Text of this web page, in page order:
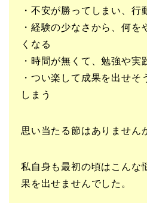
・不安が勝ってしまい、行
・経験の少なさから、何を
くなる
・時間が無くて、勉強や実
・つい楽して成果を出せそ
しまう
思い当たる節はありません
私自身も最初の頃はこんな
果を出せませんでした。